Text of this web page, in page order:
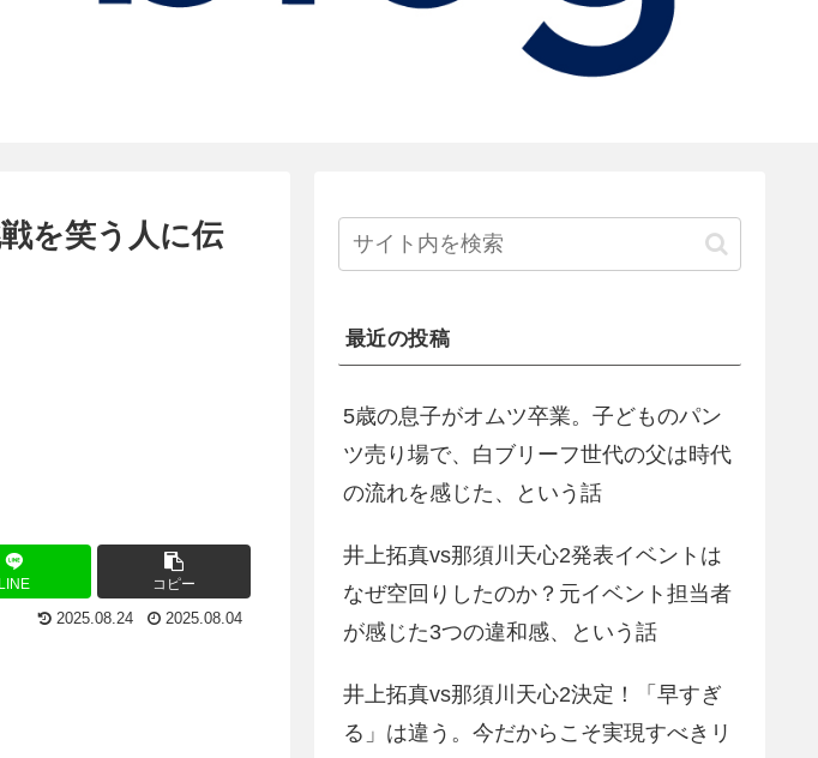
を笑う人に伝
LINE コピー
2025.08.24 2025.08.04
最近の投稿
5歳の息子がオムツ卒業。子どものパン
ツ売り場で、白ブリーフ世代の父は時代
の流れを感じた、という話
井上拓真vs那須川天心2発表イベントは
なぜ空回りしたのか？元イベント担当者
が感じた3つの違和感、という話
井上拓真vs那須川天心2決定！「早すぎ
る」は違う。今だからこそ実現すべきリ